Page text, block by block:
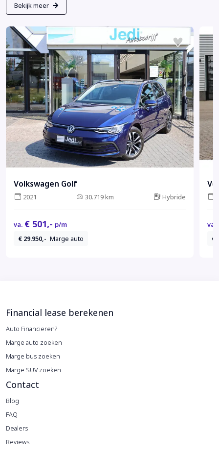
Bekijk meer
Volkswagen Golf
2021 30.719 km Hybride
va. € 501,- p/m
€ 29.950,- Marge auto
va.
€
Financial lease berekenen
Auto Financieren?
Marge auto zoeken
Marge bus zoeken
Marge SUV zoeken
Contact
Blog
FAQ
Dealers
Reviews